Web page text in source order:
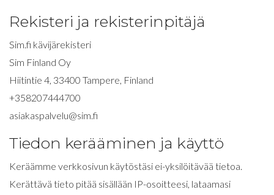
Rekisteri ja rekisterinpitäjä
Sim.fi kävijärekisteri
Sim Finland Oy
Hiitintie 4, 33400 Tampere, Finland
+358207444700
asiakaspalvelu@sim.fi
Tiedon kerääminen ja käyttö
Keräämme verkkosivun käytöstäsi ei-yksilöitävää tietoa.
Kerättävä tieto pitää sisällään IP-osoitteesi, lataamasi